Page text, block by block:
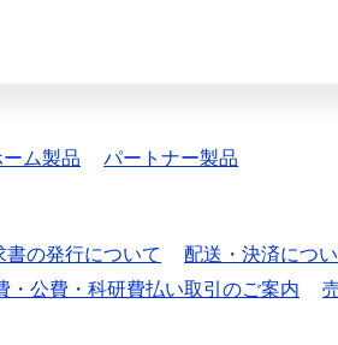
ム製品 パートナー製品
書の発行について 配送・決済につ
・公費・科研費払い取引のご案内